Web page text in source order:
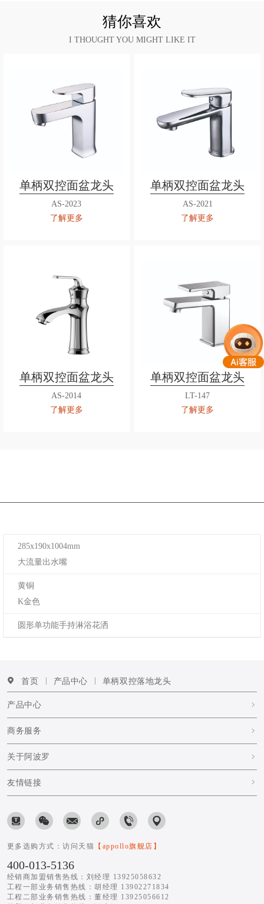
猜你喜欢
I THOUGHT YOU MIGHT LIKE IT
单柄双控面盆龙头
AS-2023
了解更多
单柄双控面盆龙头
AS-2021
了解更多
单柄双控面盆龙头
AS-2014
了解更多
单柄双控面盆龙头
LT-147
了解更多
285x190x1004mm
大流量出水嘴
黄铜
K金色
圆形单功能手持淋浴花洒
首页 产品中心 单柄双控落地龙头
产品中心
商务服务
关于阿波罗
友情链接
更多选购方式：访问天猫 【appollo旗舰店】
400-013-5136
经销商加盟销售热线：刘经理 13925058632
工程一部业务销售热线：胡经理 13902271834
工程二部业务销售热线：董经理 13925056612